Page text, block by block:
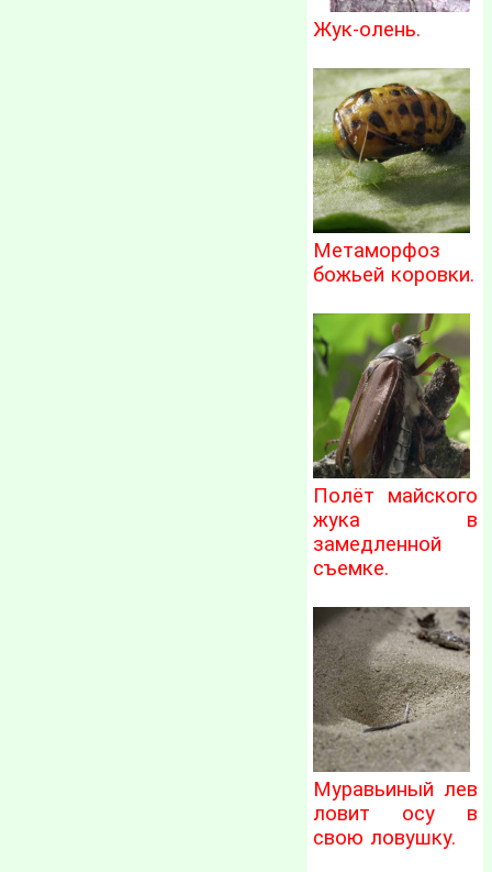
Жук-олень.
Метаморфоз
божьей коровки.
Полёт майского
жука в
замедленной
съемке.
Муравьиный лев
ловит осу в
свою ловушку.